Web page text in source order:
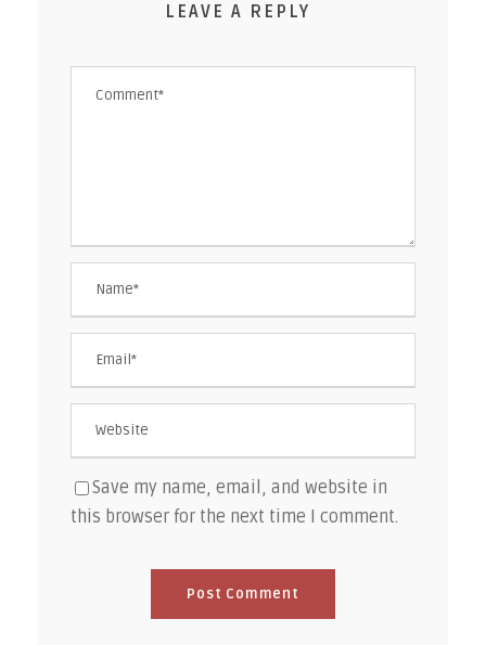
LEAVE A REPLY
Save my name, email, and website in
this browser for the next time I comment.